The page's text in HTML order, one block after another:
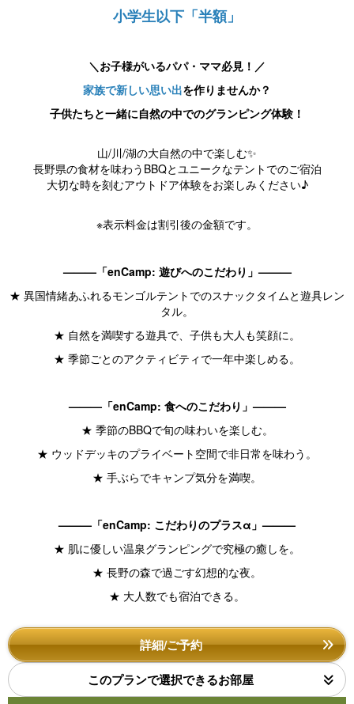
小学生以下「半額」
＼お子様がいるパパ・ママ必見！／
家族で新しい思い出を作りませんか？
子供たちと一緒に自然の中でのグランピング体験！
山/川/湖の大自然の中で楽しむ✨
長野県の食材を味わうBBQとユニークなテントでのご宿泊
大切な時を刻むアウトドア体験をお楽しみください♪
※表示料金は割引後の金額です。
———「enCamp: 遊びへのこだわり」———
★ 異国情緒あふれるモンゴルテントでのスナックタイムと遊具レン
タル。
★ 自然を満喫する遊具で、子供も大人も笑顔に。
★ 季節ごとのアクティビティで一年中楽しめる。
———「enCamp: 食へのこだわり」———
★ 季節のBBQで旬の味わいを楽しむ。
★ ウッドデッキのプライベート空間で非日常を味わう。
★ 手ぶらでキャンプ気分を満喫。
———「enCamp: こだわりのプラスα」———
★ 肌に優しい温泉グランピングで究極の癒しを。
★ 長野の森で過ごす幻想的な夜。
★ 大人数でも宿泊できる。
詳細/ご予約
このプランで選択できるお部屋